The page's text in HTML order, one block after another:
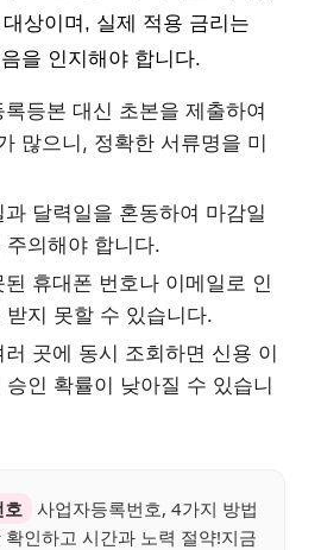
상이며, 실제 적용 금리는
을 인지해야 합니다.
록등본 대신 초본을 제출하여
많으니, 정확한 서류명을 미
과 달력일을 혼동하여 마감일
의해야 합니다.
된 휴대폰 번호나 이메일로 인
지 못할 수 있습니다.
러 곳에 동시 조회하면 신용 이
인 확률이 낮아질 수 있습니
사업자등록번호, 4가지 방법
인하고 시간과 노력 절약!지금